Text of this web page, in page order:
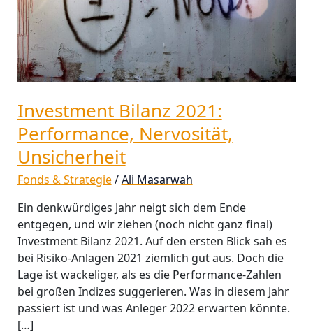
Investment Bilanz 2021:
Performance, Nervosität,
Unsicherheit
Fonds & Strategie/Ali Masarwah
Ein denkwürdiges Jahr neigt sich dem Ende
entgegen, und wir ziehen (noch nicht ganz final)
Investment Bilanz 2021. Auf den ersten Blick sah es
bei Risiko-Anlagen 2021 ziemlich gut aus. Doch die
Lage ist wackeliger, als es die Performance-Zahlen
bei großen Indizes suggerieren. Was in diesem Jahr
passiert ist und was Anleger 2022 erwarten könnte.
[…]